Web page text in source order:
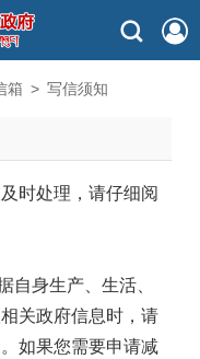
箱 > 写信须知
时处理，请仔细阅
自身生产、生活、
关政府信息时，请
如果您需要申请减